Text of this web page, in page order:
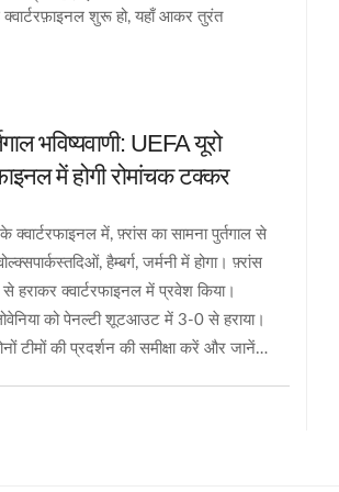
शुरू हो, यहाँ आकर तुरंत
भविष्यवाणी: UEFA यूरो
में होगी रोमांचक टक्कर
में, फ़्रांस का सामना पुर्तगाल से
हैम्बर्ग, जर्मनी में होगा। फ़्रांस
हराकर क्वार्टरफाइनल में प्रवेश किया।
को पेनल्टी शूटआउट में 3-0 से हराया।
टीमों की प्रदर्शन की समीक्षा करें और जानें